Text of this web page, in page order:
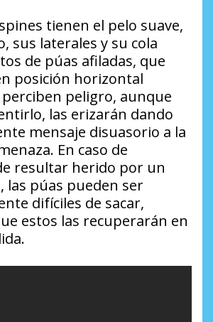
tienen el pelo suave,
sus laterales y su cola
de púas afiladas, que
posición horizontal
peligro, aunque
las erizarán dando
mensaje disuasorio a la
En caso de
resultar herido por un
las púas pueden ser
difíciles de sacar,
estos las recuperarán en